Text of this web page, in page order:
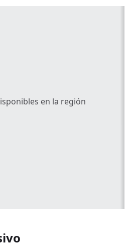
en la región